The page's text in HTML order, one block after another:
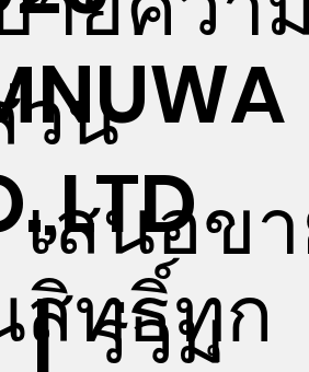
สิทธิ์ทุก
วน
เสนอข
|ร่วม